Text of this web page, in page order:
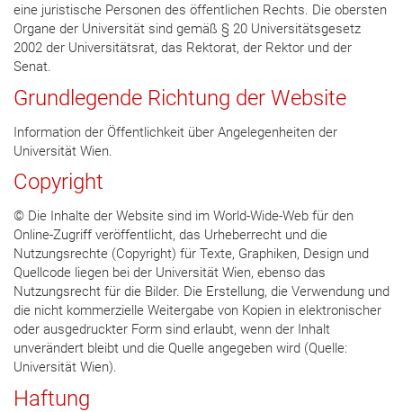
eine juristische Personen des öffentlichen Rechts. Die obersten
Organe der Universität sind gemäß § 20 Universitätsgesetz
2002 der Universitätsrat, das Rektorat, der Rektor und der
Senat.
Grundlegende Richtung der Website
Information der Öffentlichkeit über Angelegenheiten der
Universität Wien.
Copyright
© Die Inhalte der Website sind im World-Wide-Web für den
Online-Zugriff veröffentlicht, das Urheberrecht und die
Nutzungsrechte (Copyright) für Texte, Graphiken, Design und
Quellcode liegen bei der Universität Wien, ebenso das
Nutzungsrecht für die Bilder. Die Erstellung, die Verwendung und
die nicht kommerzielle Weitergabe von Kopien in elektronischer
oder ausgedruckter Form sind erlaubt, wenn der Inhalt
unverändert bleibt und die Quelle angegeben wird (Quelle:
Universität Wien).
Haftung